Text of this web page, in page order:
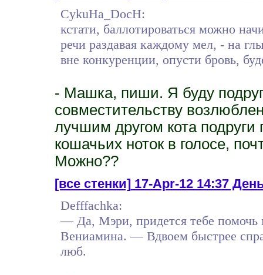
CykuHa_DocH:
кстати, баллотироваться можно
речи раздавая каждому мел, - на
вне конкуренции, опусти бровь,
- Машка, пиши. Я буду
совместительству
лучшим другом кота
кошачьих ноток в голосе,
Можно??
[все стенки]17-Apr-12 14:37
Defffachka:
— Да, Мэри, придется тебе помочь
Вениамина. — Вдвоем быстрее
люб.